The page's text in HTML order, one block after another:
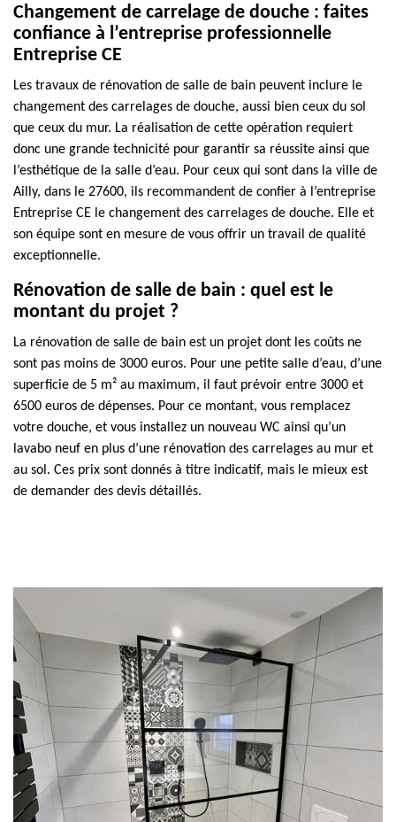
Changement de carrelage de douche : faites
confiance à l’entreprise professionnelle
Entreprise CE
Les travaux de rénovation de salle de bain peuvent inclure le
changement des carrelages de douche, aussi bien ceux du sol
que ceux du mur. La réalisation de cette opération requiert
donc une grande technicité pour garantir sa réussite ainsi que
l’esthétique de la salle d’eau. Pour ceux qui sont dans la ville de
Ailly, dans le 27600, ils recommandent de confier à l’entreprise
Entreprise CE le changement des carrelages de douche. Elle et
son équipe sont en mesure de vous offrir un travail de qualité
exceptionnelle.
Rénovation de salle de bain : quel est le
montant du projet ?
La rénovation de salle de bain est un projet dont les coûts ne
sont pas moins de 3000 euros. Pour une petite salle d’eau, d’une
superficie de 5 m² au maximum, il faut prévoir entre 3000 et
6500 euros de dépenses. Pour ce montant, vous remplacez
votre douche, et vous installez un nouveau WC ainsi qu’un
lavabo neuf en plus d’une rénovation des carrelages au mur et
au sol. Ces prix sont donnés à titre indicatif, mais le mieux est
de demander des devis détaillés.